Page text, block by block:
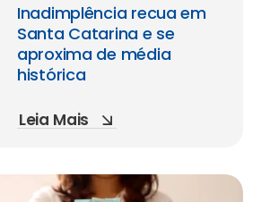
Inadimplência recua em
Santa Catarina e se
aproxima de média
histórica
Leia Mais